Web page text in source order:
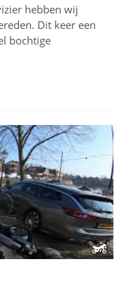
hebben wij
Dit keer een
bochtige